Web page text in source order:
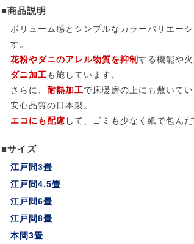
Piece
NEXTHOME
BIG SIZE RUG
在庫一掃アウトレット
■商品説明
ボリューム感とシンプルなカラーバリエー
す。
花粉やダニのアレル物質を抑制する機能や
ダニ加工も施しています。
さらに、 耐熱加工で床暖房の上にも敷いて
安心品質の日本製。
エコにも配慮 して、ゴミも少なく紙で包ん
■サイズ
江戸間3畳
江戸間4.5畳
江戸間6畳
江戸間8畳
本間3畳